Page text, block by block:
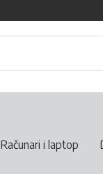
Računari i laptop